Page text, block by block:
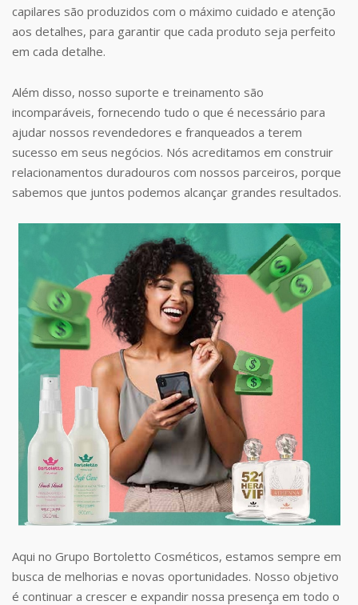
capilares são produzidos com o máximo cuidado e atenção
aos detalhes, para garantir que cada produto seja perfeito
em cada detalhe.
Além disso, nosso suporte e treinamento são
incomparáveis, fornecendo tudo o que é necessário para
ajudar nossos revendedores e franqueados a terem
sucesso em seus negócios. Nós acreditamos em construir
relacionamentos duradouros com nossos parceiros, porque
sabemos que juntos podemos alcançar grandes resultados.
Aqui no Grupo Bortoletto Cosméticos, estamos sempre em
busca de melhorias e novas oportunidades. Nosso objetivo
é continuar a crescer e expandir nossa presença em todo o